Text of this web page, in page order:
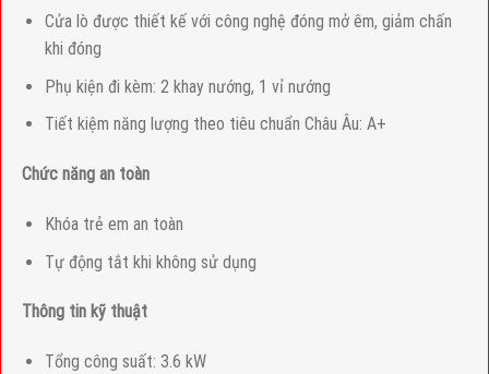
Cửa lò được thiết kế với công nghệ đóng mở êm, giảm chấn
khi đóng
Phụ kiện đi kèm: 2 khay nướng, 1 vỉ nướng
Tiết kiệm năng lượng theo tiêu chuẩn Châu Âu: A+
Chức năng an toàn
Khóa trẻ em an toàn
Tự động tắt khi không sử dụng
Thông tin kỹ thuật
Tổng công suất: 3.6 kW